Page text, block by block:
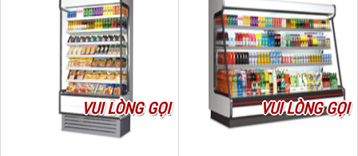
VUI LÒNG GỌI VUI LÒNG GỌI